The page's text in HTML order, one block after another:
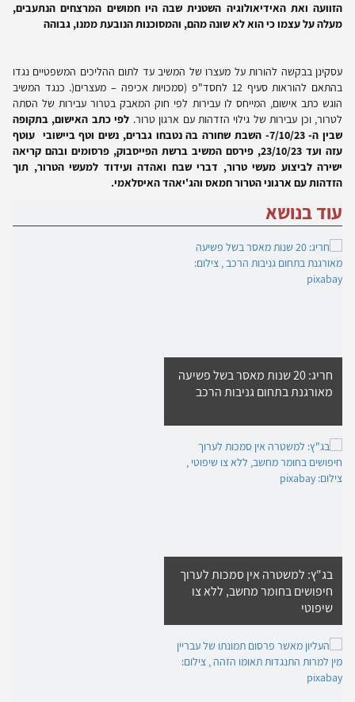
הזוועה ואת האידיאולוגיה השטנית שבה היו חמושים המרצחים הנתעבים,
מעלה על עצמו כי הוא לא שונה מהם, והמסוכנות הנובעת ממנו, גבוהה
עסקינן בבקשה להורות על מעצרו של המשיב עד לתום ההליכים המשפטיים נגדו
בהתאם להוראות סעיף 12 לחסד"פ (סמכויות אכיפה – מעצרים(. כנגד המשיב
הוגש כתב אישום, המייחס לו עבירות לפי חוק המאבק בטרור עבירות של הסתה
לטרור, וכן עבירות של גילוי הזדהות עם ארגון טרור. לפי כתב האישום, בתקופה
שבין ה- 7/10/23- השבת שחורה בה נטבחו גברים, נשים וטף ביישובי עוטף
עזה ועד 23/10/23, פירסם המשיב ברשת הפייסבוק, פרסומים ובהם קריאה
ישירה לביצוע מעשי טרור, דברי שבח ואהדה ועידוד למעשי הטרור, תוך
הזדהות עם ארגוני הטרור חמאס והג'יאהד האיסלאמי.
עוד בנושא
חריג: 20 שנות מאסר בשל פשיעה
מאורגנת בתחום גניבות הרכב
בג"ץ: למשטרה אין סמכות לערוך
חיפושים בחומר מחשב, ללא צו
שיפוטי